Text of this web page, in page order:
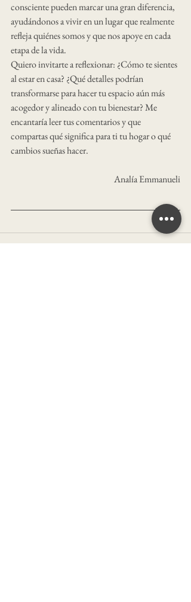
consciente pueden marcar una gran diferencia,
ayudándonos a vivir en un lugar que realmente
refleja quiénes somos y que nos apoye en cada
etapa de la vida.
Quiero invitarte a reflexionar: ¿Cómo te sientes
al estar en casa? ¿Qué detalles podrían
transformarse para hacer tu espacio aún más
acogedor y alineado con tu bienestar? Me
encantaría leer tus comentarios y que
compartas qué significa para ti tu hogar o qué
cambios sueñas hacer.
Analía Emmanueli